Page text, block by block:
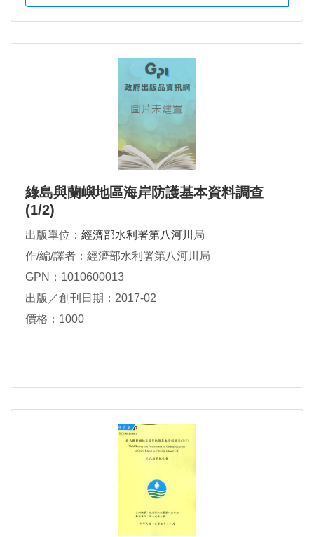
綠島與蘭嶼地區海岸防護基本資料調查
(1/2)
出版單位： 經濟部水利署第八河川局
作/編/譯者：經濟部水利署第八河川局
GPN：1010600013
出版／創刊日期：2017-02
價格：1000